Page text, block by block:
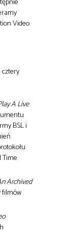
Video.
cztery
A Live
BSL i
Time
Archived
filmów